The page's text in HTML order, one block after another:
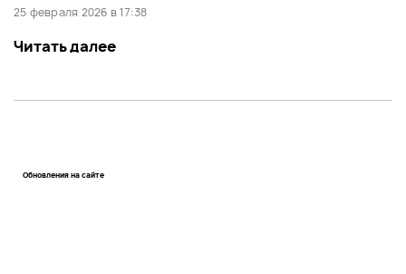
25 февраля 2026 в 17:38
Читать далее
Обновления на сайте